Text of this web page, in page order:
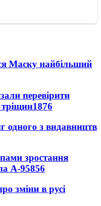
Маску найбільший
перевірити
тріщин1876
одного з видавництв
зростання
А-95856
зміни в русі